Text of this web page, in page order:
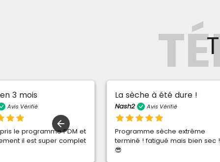
PDM et
complet
La sèche à été dure !
Avis Vérifié
Programme sèche extrême
terminé ! fatigué mais bien sec !